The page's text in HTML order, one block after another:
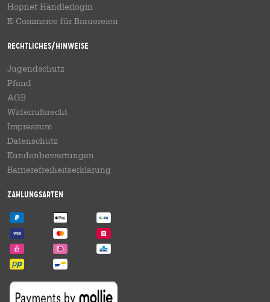
Hopnet Händlerlogin
E-Commerce für Brauereien
Rechtliches/Hinweise
Jugendschutz
Pfand
AGB
Widerrufsrecht
Impressum
Datenschutz
Kundenbewertungen
Barrierefreiheitserklärung
Zahlungsarten